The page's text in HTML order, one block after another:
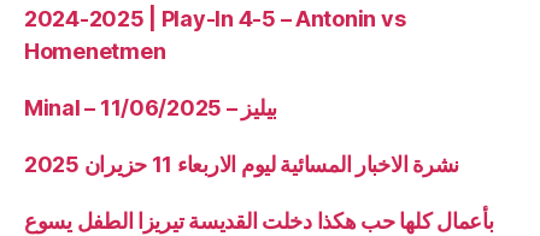
2024-2025 | Play-In 4-5 – Antonin vs
Homenetmen
Minal – 11/06/2025 – بيليز
نشرة الاخبار المسائية ليوم الاربعاء 11 حزيران 2025
بأعمال كلها حب هكذا دخلت القديسة تيريزا الطفل يسوع